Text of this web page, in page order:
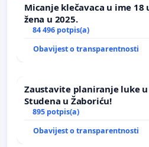
Micanje klečavaca u ime 18
žena u 2025.
84 496 potpis(a)
Obavijest o transparentnosti
Zaustavite planiranje luke
Studena u Žaboriću!
895 potpis(a)
Obavijest o transparentnosti